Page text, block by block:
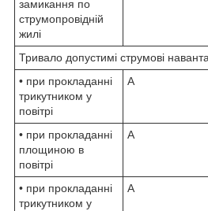
замикання по
струмопровідній
жилі
Тривало допустимі струмові
• при прокладанні
трикутником у
повітрі
А
• при прокладанні
площиною в
повітрі
А
• при прокладанні
трикутником у
А